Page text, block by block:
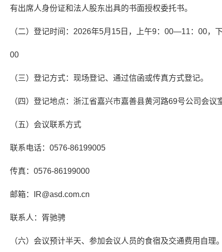
有出席人身份证和法人股东出具的书面授权委托书。
（二）登记时间：2026年5月15日，上午9：00—11：00，
00
（三）登记方式：现场登记、通过信函或传真方式登记。
（四）登记地点：浙江省嘉兴市嘉善县黄河路69号公司会议
（五）会议联系方式
联系电话：0576-86199005
传真：0576-86199000
邮箱：IR@asd.com.cn
联系人：胥驰骋
（六）会议预计半天、参加会议人员的食宿及交通费用自理